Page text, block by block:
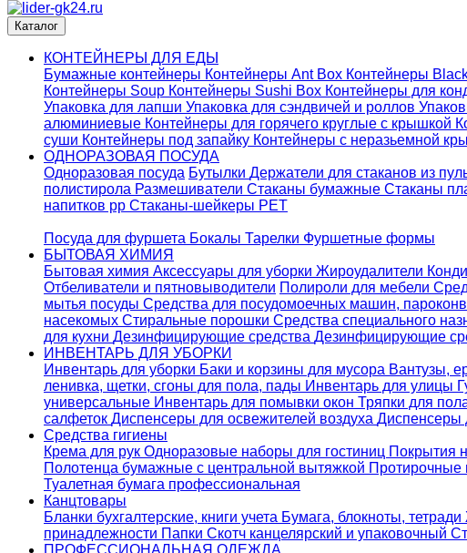
Каталог
КОНТЕЙНЕРЫ ДЛЯ ЕДЫ
Бумажные контейнеры Контейнеры Ant Box Контейнеры
Контейнеры Soup Контейнеры Sushi Box Контейнеры для
Упаковка для лапши Упаковка для сэндвичей и роллов
алюминиевые Контейнеры для горячего круглые с крышкой
суши Контейнеры под запайку Контейнеры с неразьемной
ОДНОРАЗОВАЯ ПОСУДА
Одноразовая посуда Бутылки Держатели для стаканов из
полистирола Размешиватели Стаканы бумажные Стаканы
напитков pp Стаканы-шейкеры PET
Посуда для фуршета Бокалы Тарелки Фуршетные формы
БЫТОВАЯ ХИМИЯ
Бытовая химия Аксессуары для уборки Жироудалители
Отбеливатели и пятновыводители Полироли для мебели
мытья посуды Средства для посудомоечных машин,
насекомых Стиральные порошки Cредства специального
для кухни Дезинфицирующие средства Дезинфицирующие
ИНВЕНТАРЬ ДЛЯ УБОРКИ
Инвентарь для уборки Баки и корзины для мусора Вантузы,
ленивка, щетки, сгоны для пола, пады Инвентарь для улицы
универсальные Инвентарь для помывки окон Тряпки для
салфеток Диспенсеры для освежителей воздуха Диспенсеры
Средства гигиены
Крема для рук Одноразовые наборы для гостиниц Покрытия
Полотенца бумажные с центральной вытяжкой Протирочные
Туалетная бумага профессиональная
Канцтовары
Бланки бухгалтерские, книги учета Бумага, блокноты, тетради
принадлежности Папки Скотч канцелярский и упаковочный
ПРОФЕССИОНАЛЬНАЯ ОДЕЖДА